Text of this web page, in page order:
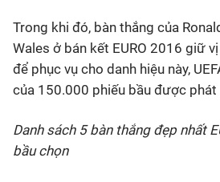
Các môn khác
VIDEO
Trong khi đó, bàn thắng của
Wales ở bán kết EURO 2016 giữ
để phục vụ cho danh hiệu này,
của 150.000 phiếu bầu được phát
Danh sách 5 bàn thắng đẹp nhất
bầu chọn